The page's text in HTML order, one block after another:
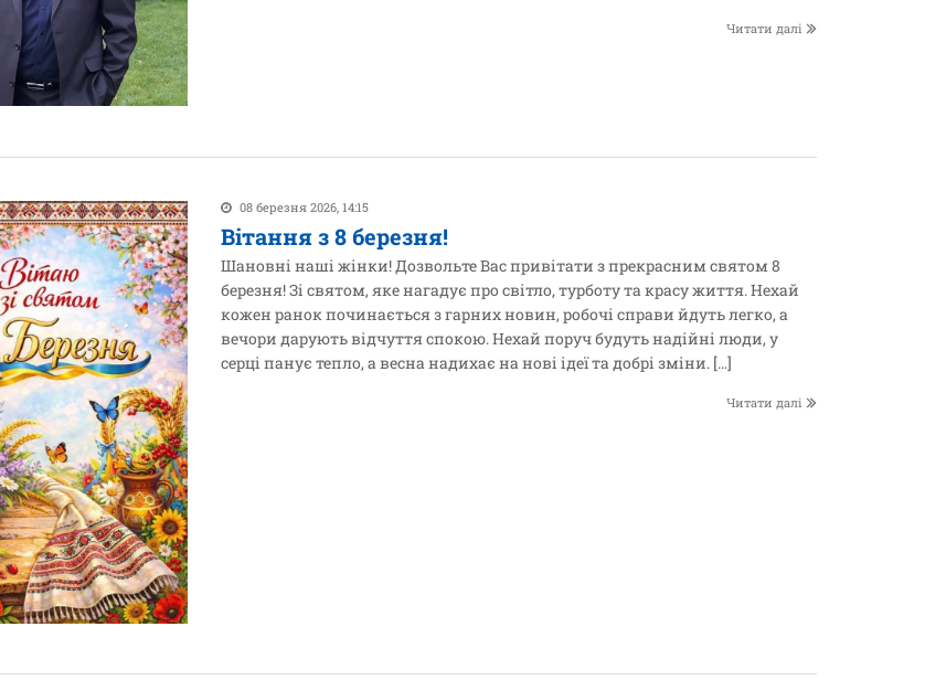
Читати далі
08 березня 2026, 14:15
Вітання з 8 березня!
Шановні наші жінки! Дозвольте Вас привітати з прекрасним святом 8
березня! Зі святом, яке нагадує про світло, турботу та красу життя. Нехай
кожен ранок починається з гарних новин, робочі справи йдуть легко, а
вечори дарують відчуття спокою. Нехай поруч будуть надійні люди, у
серці панує тепло, а весна надихає на нові ідеї та добрі зміни. […]
Читати далі